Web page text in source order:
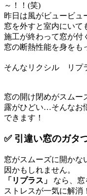
～！！(笑)
昨日は風がビュービュ
窓を外すと室内にいて
施工が終わって窓が付
窓の断熱性能を身をも
そんなリクシル リプ
窓の開け閉めがスムー
露がひどい…そんなお
できます！
✅ 引違い窓のガタ
窓がスムーズに開かな
因かもしれません。
「リプラス」
なら、
ストレスが一気に解消